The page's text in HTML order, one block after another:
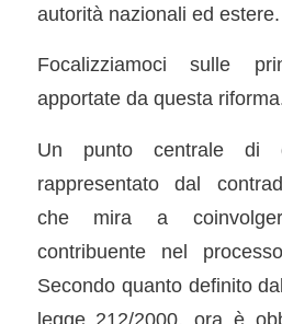
autorità nazionali ed estere.
Focalizziamoci sulle
apportate da questa
Un punto centrale di
rappresentato dal
che mira a
contribuente nel
Secondo quanto definito
legge 212/2000, ora è